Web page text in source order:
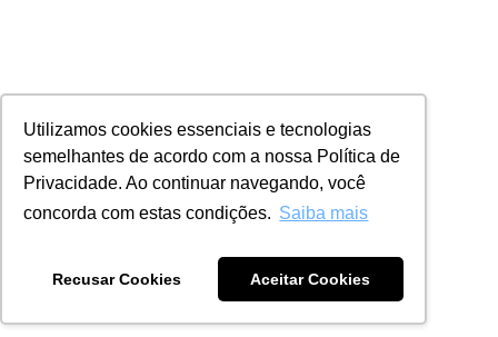
Utilizamos cookies essenciais e tecnologias
semelhantes de acordo com a nossa Política de
Privacidade. Ao continuar navegando, você
concorda com estas condições. Saiba mais
Recusar Cookies Aceitar Cookies